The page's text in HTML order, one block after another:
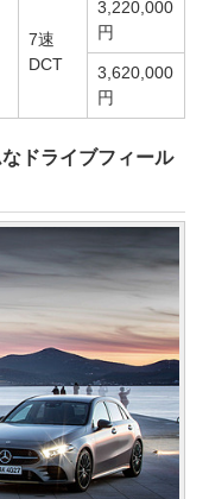
7速
DCT
3,220,000
円
3,620,000
円
ドライブフィール